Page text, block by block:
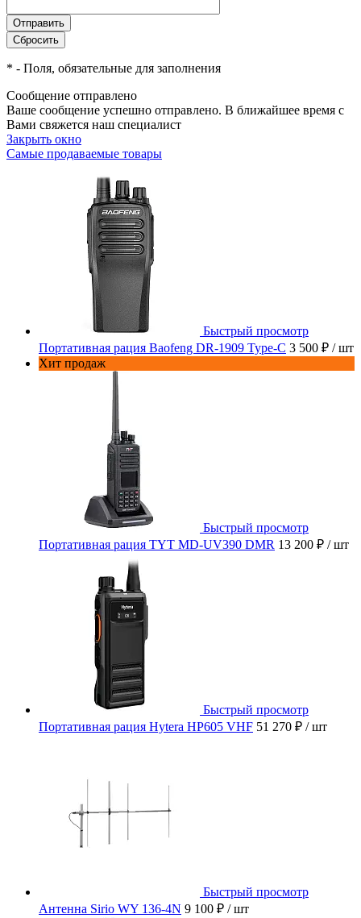
* - Поля, обязательные для заполнения
Сообщение отправлено
Ваше сообщение успешно отправлено. В ближайшее время с
Вами свяжется наш специалист
Закрыть окно
Самые продаваемые товары
Быстрый просмотр
Портативная рация Baofeng DR-1909 Type-C 3 500 ₽ / шт
Хит продаж
Быстрый просмотр
Портативная рация TYT MD-UV390 DMR 13 200 ₽ / шт
Быстрый просмотр
Портативная рация Hytera HP605 VHF 51 270 ₽ / шт
Быстрый просмотр
Антенна Sirio WY 136-4N 9 100 ₽ / шт